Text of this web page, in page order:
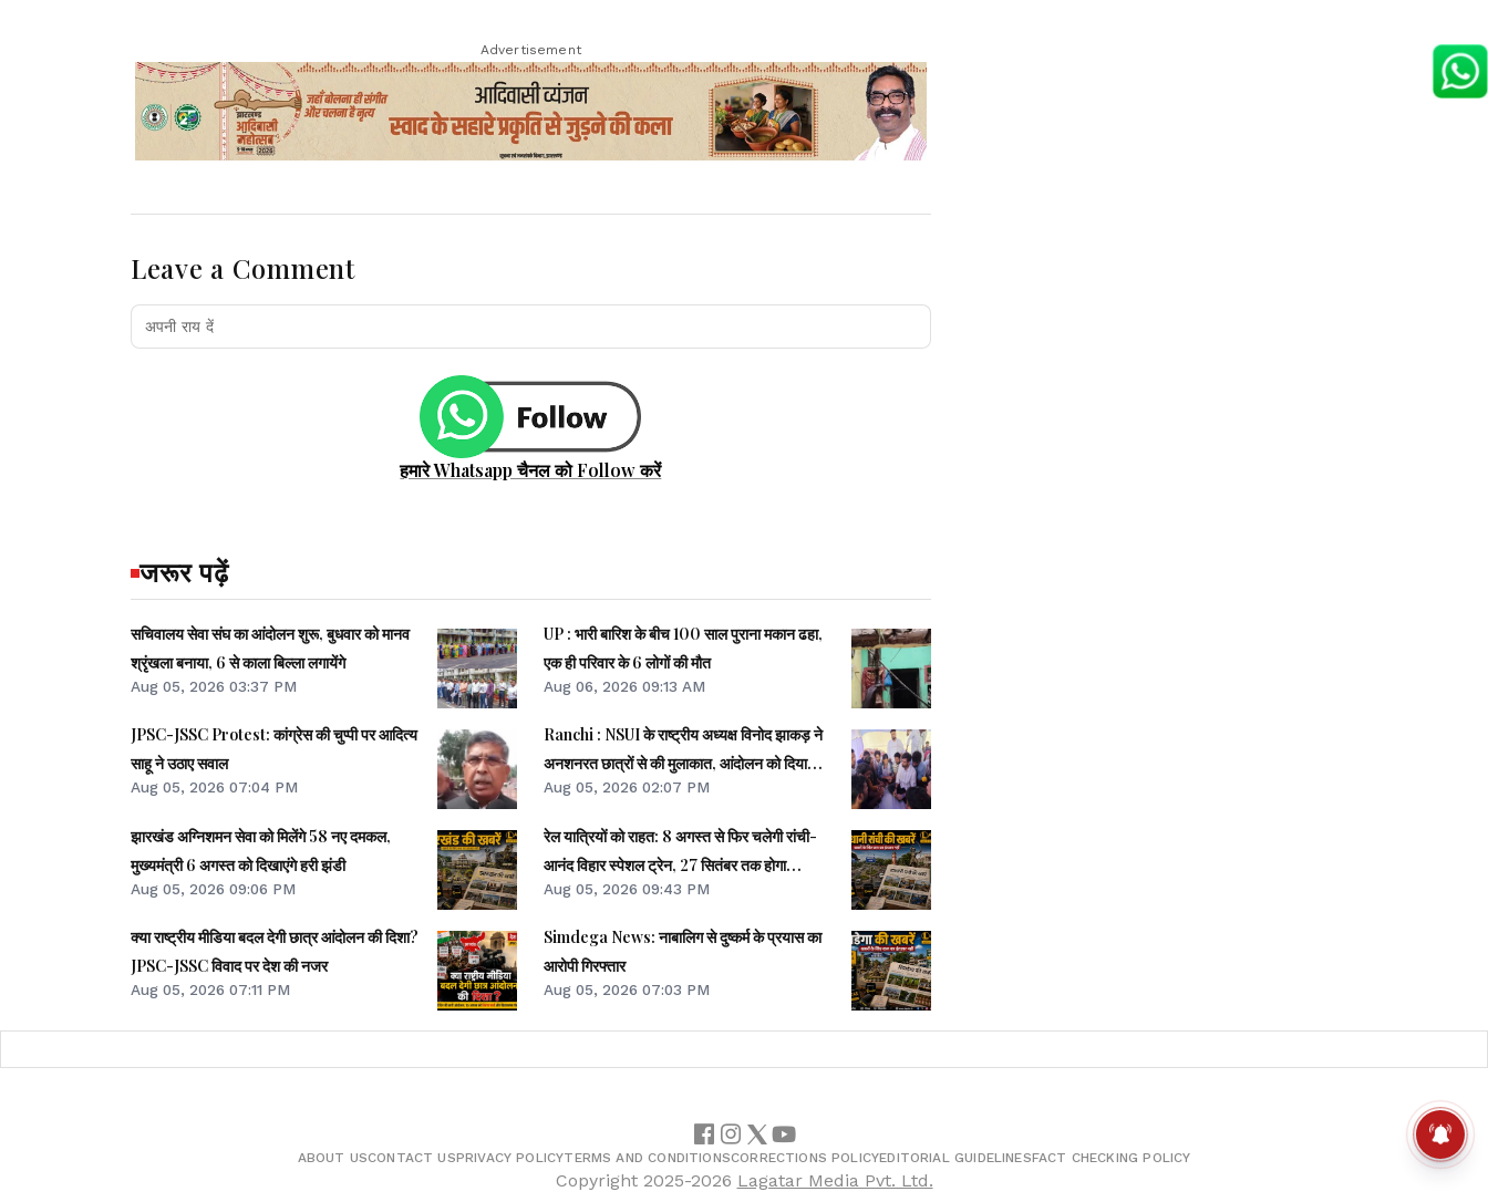
Advertisement
Leave a Comment
हमारे Whatsapp चैनल को Follow करें
जरूर पढ़ें
सचिवालय सेवा संघ का आंदोलन शुरू, बुधवार को मानव
श्रृंखला बनाया, 6 से काला बिल्ला लगायेंगे
Aug 05, 2026 03:37 PM
JPSC-JSSC Protest: कांग्रेस की चुप्पी पर आदित्य
साहू ने उठाए सवाल
Aug 05, 2026 07:04 PM
झारखंड अग्निशमन सेवा को मिलेंगे 58 नए दमकल,
मुख्यमंत्री 6 अगस्त को दिखाएंगे हरी झंडी
Aug 05, 2026 09:06 PM
क्या राष्ट्रीय मीडिया बदल देगी छात्र आंदोलन की दिशा?
JPSC-JSSC विवाद पर देश की नजर
Aug 05, 2026 07:11 PM
UP : भारी बारिश के बीच 100 साल पुराना मकान ढहा,
एक ही परिवार के 6 लोगों की मौत
Aug 06, 2026 09:13 AM
Ranchi : NSUI के राष्ट्रीय अध्यक्ष विनोद झाकड़ ने
अनशनरत छात्रों से की मुलाकात, आंदोलन को दिया
समर्थन
Aug 05, 2026 02:07 PM
रेल यात्रियों को राहत: 8 अगस्त से फिर चलेगी रांची-
आनंद विहार स्पेशल ट्रेन, 27 सितंबर तक होगा
परिचालन
Aug 05, 2026 09:43 PM
Simdega News: नाबालिग से दुष्कर्म के प्रयास का
आरोपी गिरफ्तार
Aug 05, 2026 07:03 PM
ABOUT USCONTACT USPRIVACY POLICYTERMS AND CONDITIONSCORRECTIONS POLICYEDITORIAL GUIDELINESFACT CHECKING POLICY
Copyright 2025-2026 Lagatar Media Pvt. Ltd.